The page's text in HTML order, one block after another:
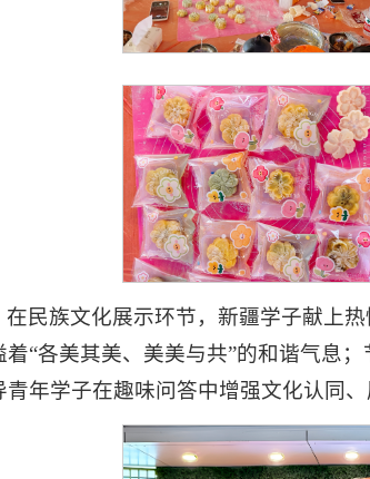
在民族文化展示环节，新疆学子献上
着“各美其美、美美与共”的和谐气息
青年学子在趣味问答中增强文化认同、